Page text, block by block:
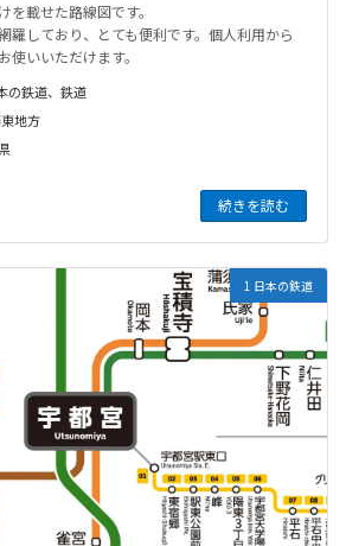
載せた路線図です。
羅しており、とても便利です。個人利用から
使いいただけます。
の鉄道、 鉄道
地方
続きを読む
1 日本の鉄道